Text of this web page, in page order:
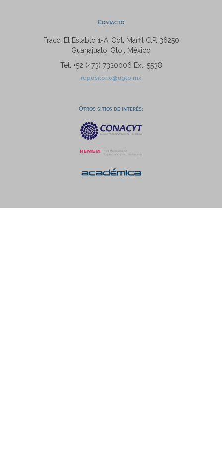
Contacto
Fracc. El Establo 1-A, Col. Marfil C.P. 36250
Guanajuato, Gto., México
Tel: +52 (473) 7320006 Ext. 5538
repositorio@ugto.mx
Otros sitios de interés: